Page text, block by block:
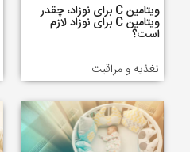
ویتامین C برای نوزاد، چقدر
ویتامین C برای نوزاد لازم
است؟
تغذیه و مراقبت